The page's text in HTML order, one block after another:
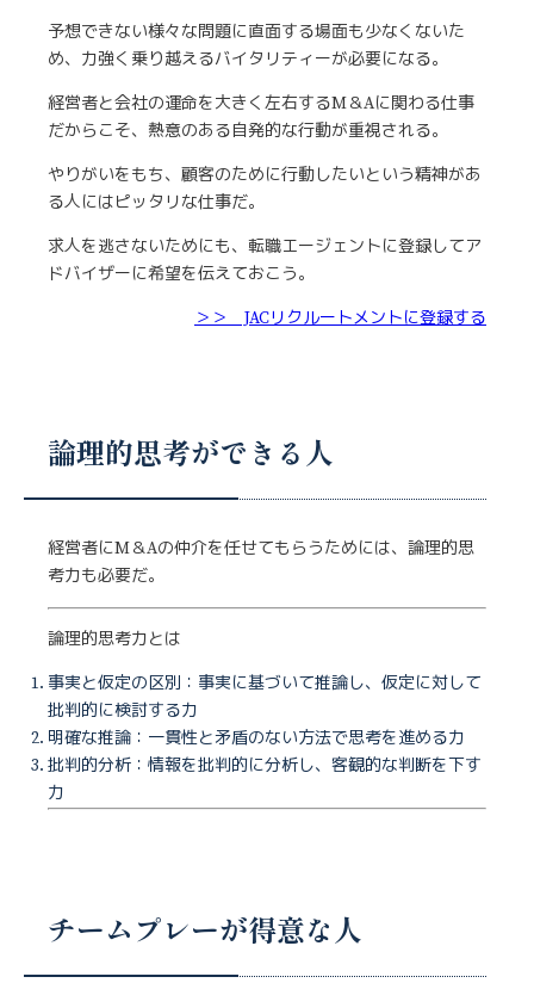
予想できない様々な問題に直面する場面も少なくないた
め、力強く乗り越えるバイタリティーが必要になる。
経営者と会社の運命を大きく左右するM＆Aに関わる仕事
だからこそ、熱意のある自発的な行動が重視される。
やりがいをもち、顧客のために行動したいという精神があ
る人にはピッタリな仕事だ。
求人を逃さないためにも、転職エージェントに登録してア
ドバイザーに希望を伝えておこう。
＞＞ JACリクルートメントに登録する
論理的思考ができる人
経営者にM＆Aの仲介を任せてもらうためには、論理的思
考力も必要だ。
論理的思考力とは
事実と仮定の区別：事実に基づいて推論し、仮定に対して
批判的に検討する力
明確な推論：一貫性と矛盾のない方法で思考を進める力
批判的分析：情報を批判的に分析し、客観的な判断を下す
力
チームプレーが得意な人